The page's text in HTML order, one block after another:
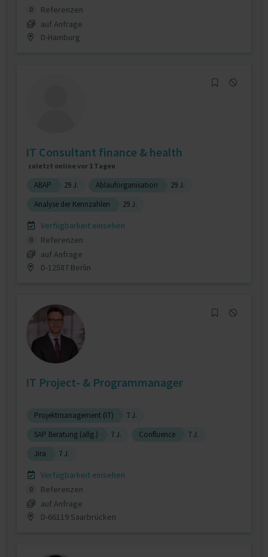
0
Referenzen
auf Anfrage
D-Hamburg
IT Consultant finance & health
zuletzt online vor 1 Tagen
ABAP 29 J. Ablauforganisation
29 J.
Analyse der Kennzahlen
29 J.
Verfügbarkeit einsehen
0
Referenzen
auf Anfrage
D-12587 Berlin
IT Project- & Programmanager
Projektmanagement (IT)
7 J.
SAP Beratung (allg.)
7 J. Confluence
7 J.
Jira
7 J.
Verfügbarkeit einsehen
0
Referenzen
auf Anfrage
D-66119 Saarbrücken